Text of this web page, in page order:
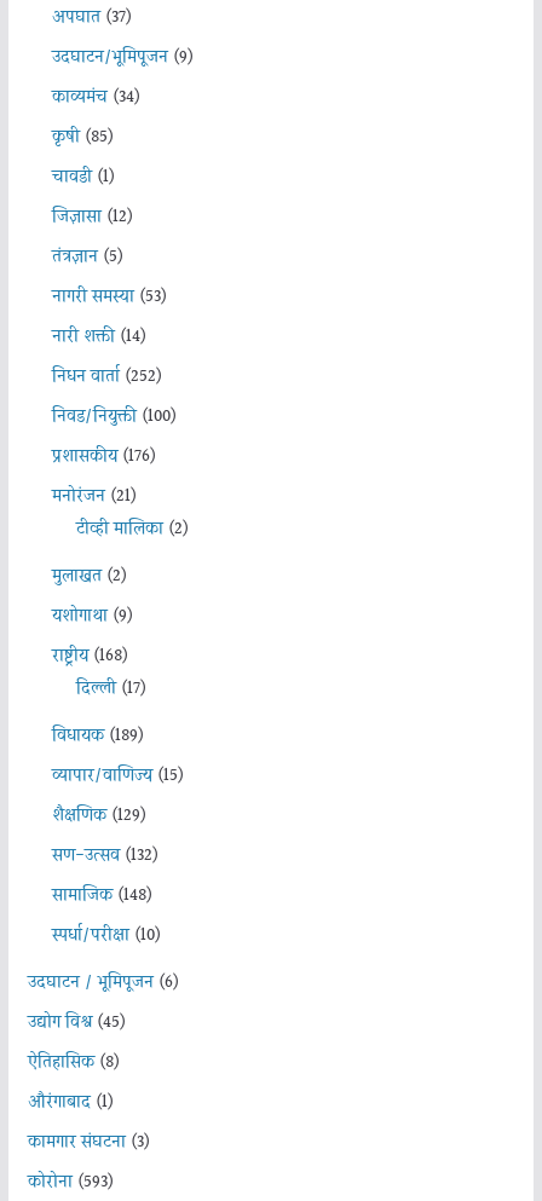
अपघात(37)
उदघाटन/भूमिपूजन(9)
काव्यमंच(34)
कृषी(85)
चावडी(1)
जिज्ञासा(12)
तंत्रज्ञान(5)
नागरी समस्या(53)
नारी शक्ती(14)
निधन वार्ता(252)
निवड/नियुक्ती(100)
प्रशासकीय(176)
मनोरंजन(21)
टीव्ही मालिका(2)
मुलाखत(2)
यशोगाथा(9)
राष्ट्रीय(168)
दिल्ली(17)
विधायक(189)
व्यापार/वाणिज्य(15)
शैक्षणिक(129)
सण-उत्सव(132)
सामाजिक(148)
स्पर्धा/परीक्षा(10)
उदघाटन / भूमिपूजन(6)
उद्योग विश्व(45)
ऐतिहासिक(8)
औरंगाबाद(1)
कामगार संघटना(3)
कोरोना(593)